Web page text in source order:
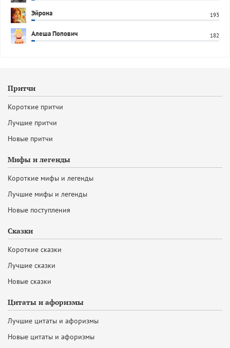
Эйрона 193
Алеша Попович 182
Притчи
Короткие притчи
Лучшие притчи
Новые притчи
Мифы и легенды
Короткие мифы и легенды
Лучшие мифы и легенды
Новые поступления
Сказки
Короткие сказки
Лучшие сказки
Новые сказки
Цитаты и афоризмы
Лучшие цитаты и афоризмы
Новые цитаты и афоризмы